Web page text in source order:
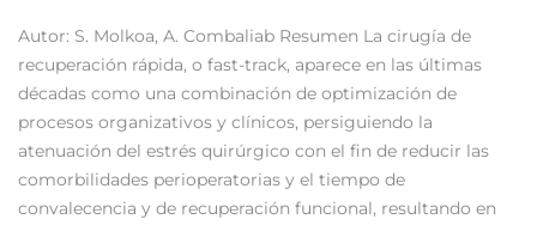
Autor: S. Molkoa, A. Combaliab Resumen La cirugía de
recuperación rápida, o fast-track, aparece en las últimas
décadas como una combinación de optimización de
procesos organizativos y clínicos, persiguiendo la
atenuación del estrés quirúrgico con el fin de reducir las
comorbilidades perioperatorias y el tiempo de
convalecencia y de recuperación funcional, resultando en